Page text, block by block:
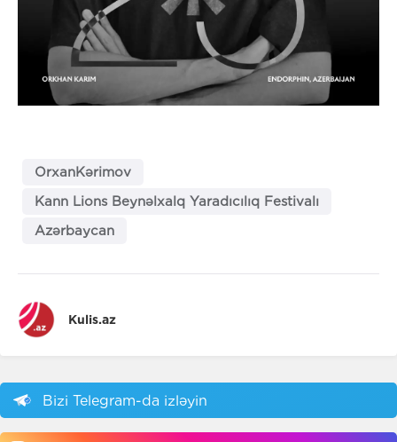
OrxanKərimov
Kann Lions Beynəlxalq Yaradıcılıq Festivalı
Azərbaycan
Kulis.az
Bizi Telegram-da izləyin